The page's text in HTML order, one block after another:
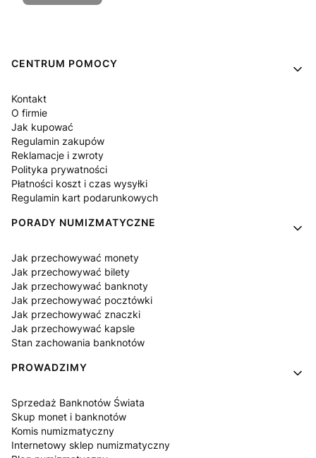
Linki w stopce
CENTRUM POMOCY
Kontakt
O firmie
Jak kupować
Regulamin zakupów
Reklamacje i zwroty
Polityka prywatności
Płatności koszt i czas wysyłki
Regulamin kart podarunkowych
PORADY NUMIZMATYCZNE
Jak przechowywać monety
Jak przechowywać bilety
Jak przechowywać banknoty
Jak przechowywać pocztówki
Jak przechowywać znaczki
Jak przechowywać kapsle
Stan zachowania banknotów
PROWADZIMY
Sprzedaż Banknotów Świata
Skup monet i banknotów
Komis numizmatyczny
Internetowy sklep numizmatyczny